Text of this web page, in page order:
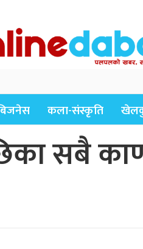
कला-संस्कृति
सबै